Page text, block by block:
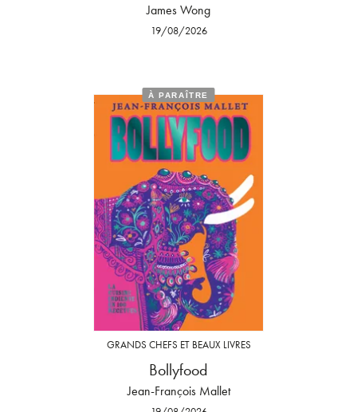
James Wong
19/08/2026
À PARAÎTRE
GRANDS CHEFS ET BEAUX LIVRES
Bollyfood
Jean-François Mallet